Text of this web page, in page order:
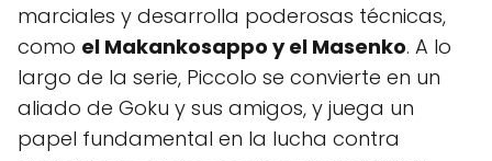
marciales y desarrolla poderosas técnicas,
como el Makankosappo y el Masenko. A lo
largo de la serie, Piccolo se convierte en un
aliado de Goku y sus amigos, y juega un
papel fundamental en la lucha contra